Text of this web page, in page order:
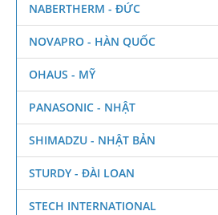
NABERTHERM - ĐỨC
NOVAPRO - HÀN QUỐC
OHAUS - MỸ
PANASONIC - NHẬT
SHIMADZU - NHẬT BẢN
STURDY - ĐÀI LOAN
STECH INTERNATIONAL